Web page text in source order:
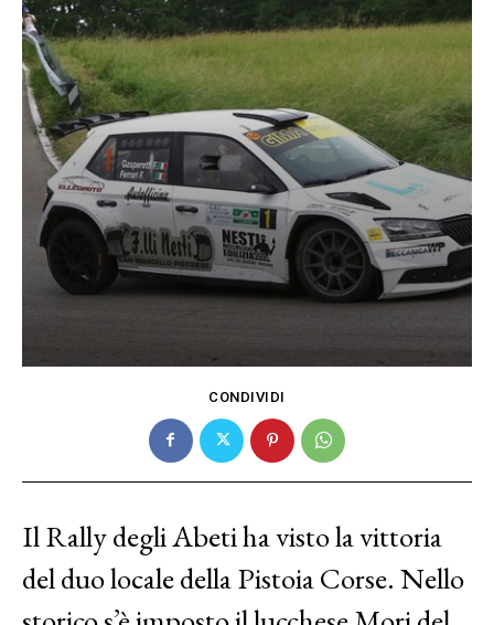
CONDIVIDI
Il Rally degli Abeti ha visto la vittoria
del duo locale della Pistoia Corse. Nello